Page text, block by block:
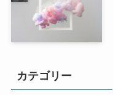
カテゴリー